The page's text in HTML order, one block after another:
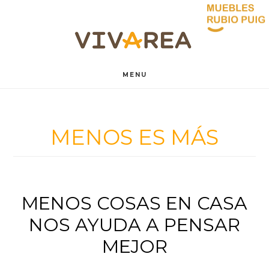
MENU
MENOS ES MÁS
MENOS COSAS EN CASA
NOS AYUDA A PENSAR
MEJOR